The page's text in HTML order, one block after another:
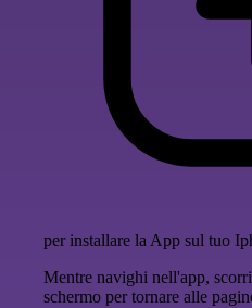
per installare la App sul tuo
Mentre navighi nell'app,
schermo per tornare alle